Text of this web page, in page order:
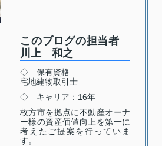
このブログの担当者
川上 和之
◇ 保有資格
宅地建物取引士
◇ キャリア：16年
枚方市を拠点に不動産オーナ
ー様の資産価値向上を第一に
考えたご提案を行っていま
す。